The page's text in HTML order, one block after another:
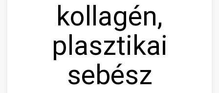
kollagén,
plasztikai
sebész